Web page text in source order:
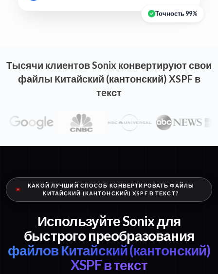
Точность 99%
Тысячи клиентов Sonix конвертируют свои
файлы Китайский (кантонский) XSPF в
текст
КАКОЙ ЛУЧШИЙ СПОСОБ КОНВЕРТИРОВАТЬ ФАЙЛЫ
КИТАЙСКИЙ (КАНТОНСКИЙ) XSPF В ТЕКСТ?
Используйте Sonix для
быстрого преобразования
файлов Китайский (кантонский)
XSPF в текст